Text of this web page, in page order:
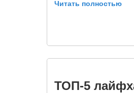
Читать полностью
ТОП-5